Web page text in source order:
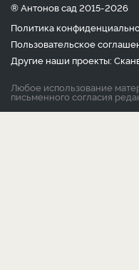
® Антонов сад 2015-2026
Политика
Пользовательское
Другие наши проекты:
Любое использование
письменного согласия